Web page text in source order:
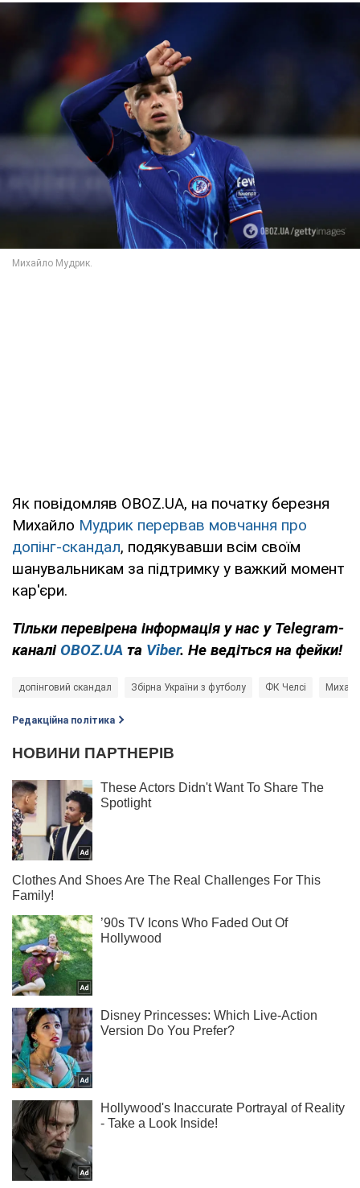
Як повідомляв OBOZ.UA, на початку березня
Михайло Мудрик перервав мовчання про
допінг-скандал, подякувавши всім своїм
шанувальникам за підтримку у важкий момент
кар'єри.
Тільки перевірена інформація у нас у Telegram-
каналі OBOZ.UA та Viber. Не ведіться на фейки!
допінговий скандал Збірна України з футболу ФК Челсі
Редакційна політика